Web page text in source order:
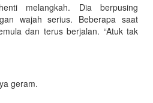
melangkah. Dia berpusing
wajah serius. Beberapa saat
dan terus berjalan. “Atuk tak
geram.